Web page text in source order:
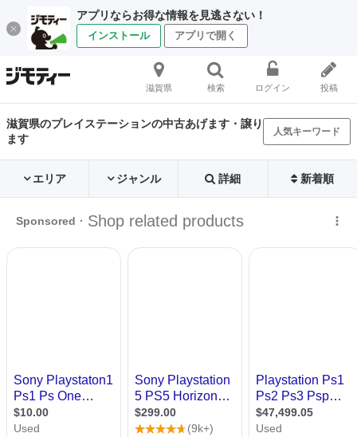
アプリならお得な情報を見逃さない！
インストール アプリで開く
滋賀県 検索 ログイン 投稿
滋賀県のプレイステーションの中古あげます・譲り
ます
人気キーワード
エリア ジャンル 詳細 新着順